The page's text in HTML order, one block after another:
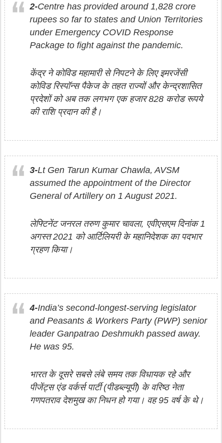
2-Centre has provided around 1,828 crore
rupees so far to states and Union Territories
under Emergency COVID Response
Package to fight against the pandemic.
केंद्र ने कोविड महामारी से निपटने के लिए इमरजेंसी
कोविड रिस्पॉन्स पैकेज के तहत राज्यों और केन्द्रशासित
प्रदेशों को अब तक लगभग एक हजार 828 करोड रूपये
की राशि प्रदान की है।
3-Lt Gen Tarun Kumar Chawla, AVSM
assumed the appointment of the Director
General of Artillery on 1 August 2021.
लेफ्टिनेंट जनरल तरुण कुमार चावला, एवीएसएम दिनांक 1
अगस्त 2021 को आर्टिलियरी के महानिदेशक का पदभार
ग्रहण किया।
4-India’s second-longest-serving legislator
and Peasants & Workers Party (PWP) senior
leader Ganpatrao Deshmukh passed away.
He was 95.
भारत के दूसरे सबसे लंबे समय तक विधायक रहे और
पीजेंट्स एंड वर्कर्स पार्टी (पीडब्ल्यूपी) के वरिष्ठ नेता
गणपतराव देशमुख का निधन हो गया। वह 95 वर्ष के थे।